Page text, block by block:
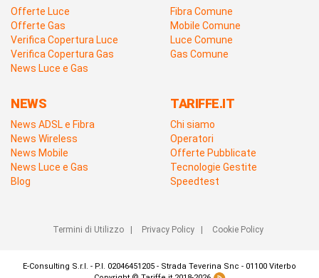
Offerte Luce
Offerte Gas
Verifica Copertura Luce
Verifica Copertura Gas
News Luce e Gas
Fibra Comune
Mobile Comune
Luce Comune
Gas Comune
NEWS
News ADSL e Fibra
News Wireless
News Mobile
News Luce e Gas
Blog
TARIFFE.IT
Chi siamo
Operatori
Offerte Pubblicate
Tecnologie Gestite
Speedtest
Termini di Utilizzo| Privacy Policy| Cookie Policy
E-Consulting S.r.l. - P.I. 02046451205 - Strada Teverina Snc - 01100 Viterbo